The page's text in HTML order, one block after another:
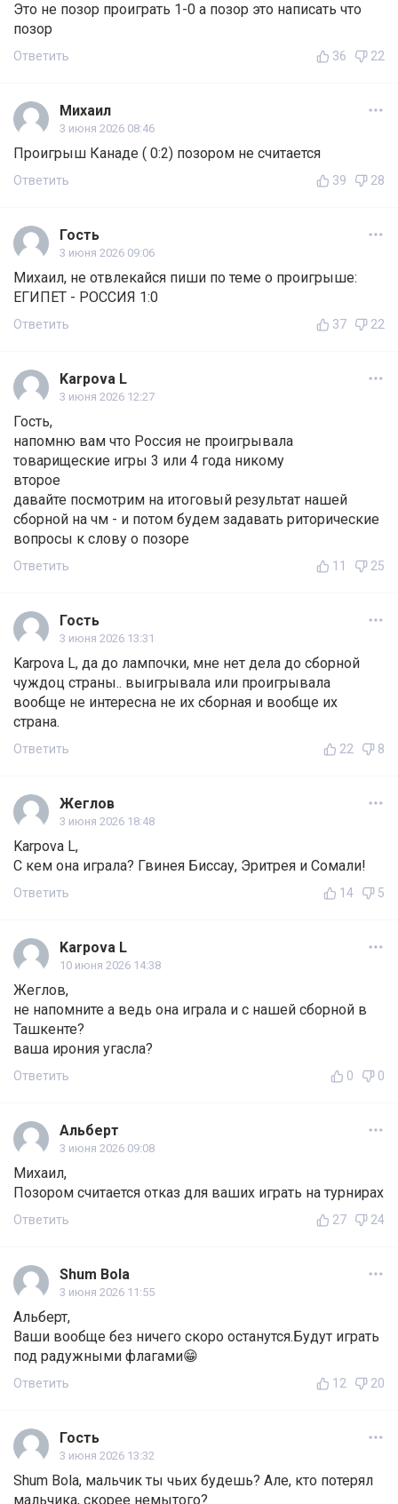
Это не позор проиграть 1-0 а позор это написать что
позор
Ответить 36 22
Михаил
3 июня 2026 08:46
Проигрыш Канаде ( 0:2) позором не считается
Ответить 39 28
Гость
3 июня 2026 09:06
Михаил, не отвлекайся пиши по теме о проигрыше:
ЕГИПЕТ - РОССИЯ 1:0
Ответить 37 22
Karpova L
3 июня 2026 12:27
Гость,
напомню вам что Россия не проигрывала
товарищеские игры 3 или 4 года никому
второе
давайте посмотрим на итоговый результат нашей
сборной на чм - и потом будем задавать риторические
вопросы к слову о позоре
Ответить 11 25
Гость
3 июня 2026 13:31
Karpova L, да до лампочки, мне нет дела до сборной
чуждоц страны.. выигрывала или проигрывала
вообще не интересна не их сборная и вообще их
страна.
Ответить 22 8
Жеглов
3 июня 2026 18:48
Karpova L,
С кем она играла? Гвинея Биссау, Эритрея и Сомали!
Ответить 14 5
Karpova L
10 июня 2026 14:38
Жеглов,
не напомните а ведь она играла и с нашей сборной в
Ташкенте?
ваша ирония угасла?
Ответить 0 0
Альберт
3 июня 2026 09:08
Михаил,
Позором считается отказ для ваших играть на турнирах
Ответить 27 24
Shum Bola
3 июня 2026 11:55
Альберт,
Ваши вообще без ничего скоро останутся.Будут играть
под радужными флагами😁
Ответить 12 20
Гость
3 июня 2026 13:32
Shum Bola, мальчик ты чьих будешь? Але, кто потерял
мальчика, скорее немытого?